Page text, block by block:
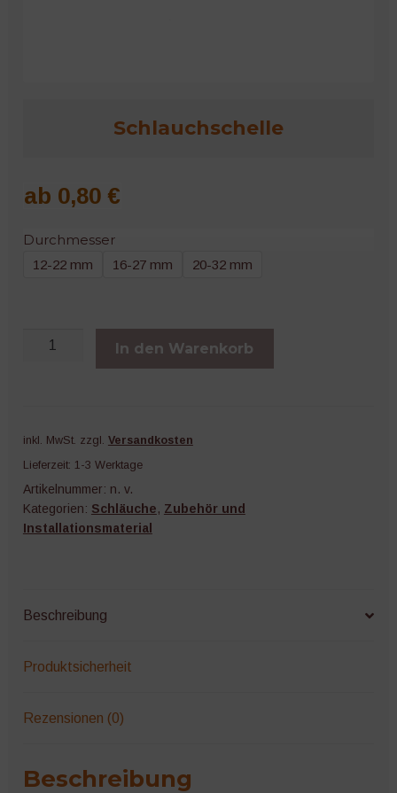
Schlauchschelle
ab 0,80 €
Durchmesser
12-22 mm 16-27 mm 20-32 mm
Schlauchschelle
In den Warenkorb
inkl. MwSt. zzgl. Versandkosten
Lieferzeit: 1-3 Werktage
Artikelnummer: n. v.
Kategorien: Schläuche, Zubehör und
Installationsmaterial
Beschreibung
Produktsicherheit
Rezensionen (0)
Beschreibung